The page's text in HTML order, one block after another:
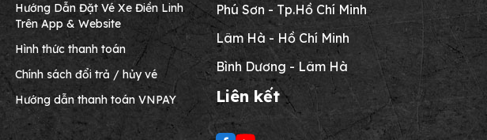
Hướng Dẫn Đặt Vé Xe Điền Linh
Trên App & Website
Hình thức thanh toán
Chính sách đổi trả / hủy vé
Hướng dẫn thanh toán VNPAY
Phú Sơn - Tp.Hồ Chí Minh
Lâm Hà - Hồ Chí Minh
Bình Dương - Lâm Hà
Liên kết